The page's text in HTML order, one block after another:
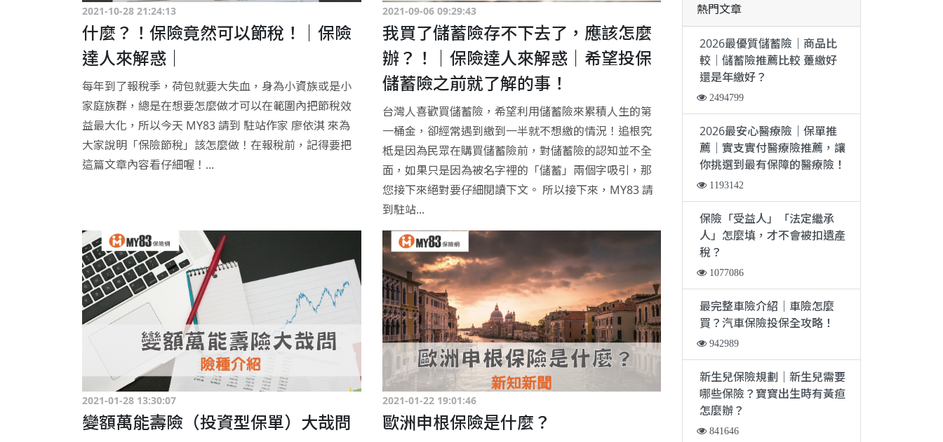
2021-10-28 21:24:13
什麼？！保險竟然可以節稅！｜保險
達人來解惑｜
每年到了報稅季，荷包就要大失血，身為小資族或是小
家庭族群，總是在想要怎麼做才可以在範圍內把節稅效
益最大化，所以今天 MY83 請到 駐站作家 廖依淇 來為
大家說明「保險節稅」該怎麼做！在報稅前，記得要把
這篇文章內容看仔細喔！...
2021-09-06 09:29:43
我買了儲蓄險存不下去了，應該怎麼
辦？！｜保險達人來解惑｜希望投保
儲蓄險之前就了解的事！
台灣人喜歡買儲蓄險，希望利用儲蓄險來累積人生的第
一桶金，卻經常遇到繳到一半就不想繳的情況！追根究
柢是因為民眾在購買儲蓄險前，對儲蓄險的認知並不全
面，如果只是因為被名字裡的「儲蓄」兩個字吸引，那
您接下來絕對要仔細閱讀下文。 所以接下來，MY83 請
到駐站...
2021-01-28 13:30:07
變額萬能壽險（投資型保單）大哉問
2021-01-22 19:01:46
歐洲申根保險是什麼？
熱門文章
2026最優質儲蓄險｜商品比
較｜儲蓄險推薦比較 躉繳好
還是年繳好？
2494799
2026最安心醫療險｜保單推
薦｜實支實付醫療險推薦，讓
你挑選到最有保障的醫療險！
1193142
保險「受益人」「法定繼承
人」怎麼填，才不會被扣遺產
稅？
1077086
最完整車險介紹｜車險怎麼
買？汽車保險投保全攻略！
942989
新生兒保險規劃｜新生兒需要
哪些保險？寶寶出生時有黃疸
怎麼辦？
841646